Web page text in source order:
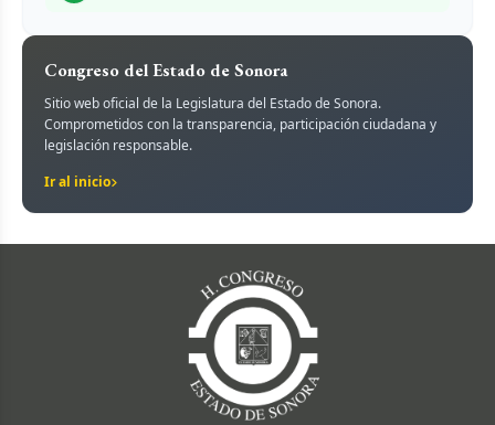
Congreso del Estado de Sonora
Sitio web oficial de la Legislatura del Estado de Sonora.
Comprometidos con la transparencia, participación ciudadana y
legislación responsable.
Ir al inicio